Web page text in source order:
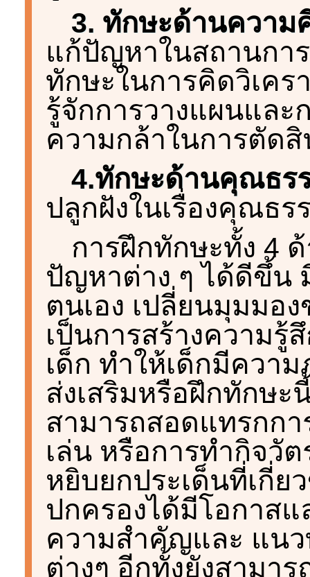
3. ทักษะด้านความ
แก้ปัญหาในสถานกา
ทักษะในการคิดวิเค
รู้จักการวางแผนและ
ความกล้าในการตัดสิ
4.ทักษะด้านคุณธร
ปลูกฝังในเรื่องคุณธร
การฝึกทักษะทั้ง 4
ปัญหาต่าง ๆ ได้ดีขึ้น
ตนเอง เปลี่ยนมุมมอ
เป็นการสร้างความ
เด็ก ทำให้เด็กมีควา
ส่งเสริมหรือฝึกทักษ
สามารถสอดแทรกก
เล่น หรือการทำกิจวั
หยิบยกประเด็นที่เกี่ย
ปกครองได้มีโอกาส
ความสำคัญและ แน
ต่างๆ อีกทั้งยังสามา